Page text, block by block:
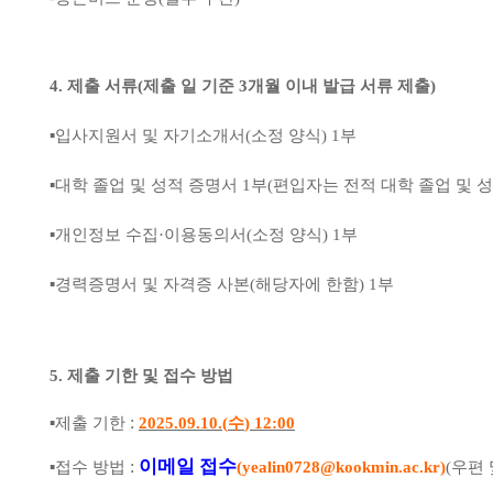
4. 제출 서류(제출 일 기준 3개월 이내 발급 서류 제출)
▪입사지원서 및 자기소개서(소정 양식) 1 부
▪대학 졸업 및 성적 증명서 1 부(편입자는 전적 대학 졸업 및
▪개인정보 수집·이용동의서(소정 양식) 1 부
▪경력증명서 및 자격증 사본(해당자에 한함) 1 부
5. 제출 기한 및 접수 방법
▪제출 기한 : 2025.09.10.(수) 12:00
▪접수 방법 : 이메일 접수(yealin0728@kookmin.ac.kr)(우편